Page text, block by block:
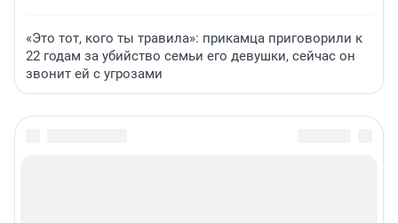
«Это тот, кого ты травила»: прикамца приговорили к
22 годам за убийство семьи его девушки, сейчас он
звонит ей с угрозами